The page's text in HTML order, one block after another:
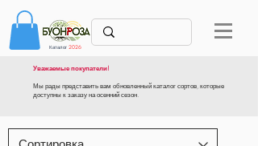
Уважаемые покупатели!
Мы рады представить вам обновленный каталог сортов, которые
доступны к заказу на осенний сезон.
Каталог 2026